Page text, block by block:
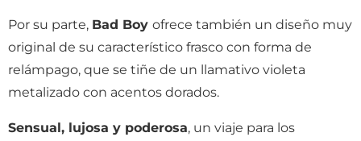
Por su parte, Bad Boy ofrece también un diseño muy
original de su característico frasco con forma de
relámpago, que se tiñe de un llamativo violeta
metalizado con acentos dorados.
Sensual, lujosa y poderosa, un viaje para los